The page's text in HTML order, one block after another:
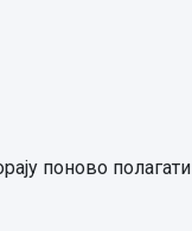
поново